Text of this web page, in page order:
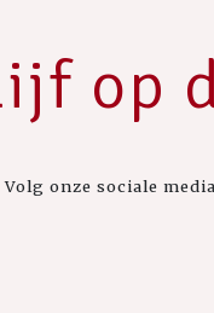
op
Volg onze sociale